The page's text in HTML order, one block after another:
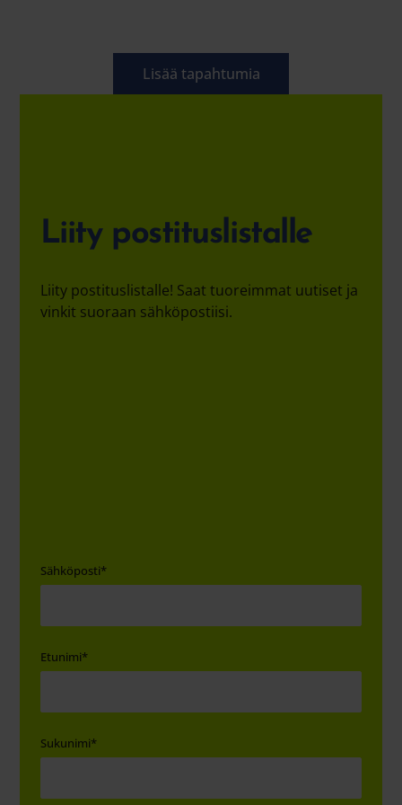
Lisää tapahtumia
Liity postituslistalle
Liity postituslistalle! Saat tuoreimmat uutiset ja
vinkit suoraan sähköpostiisi.
Sähköposti*
Etunimi*
Sukunimi*